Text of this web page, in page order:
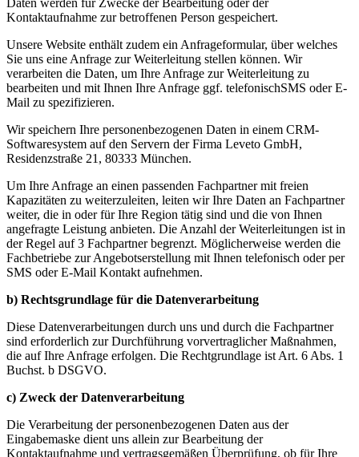
Kontaktaufnahme zur betroffenen Person gespeichert.
Unsere Website enthält zudem ein Anfrageformular, über welches
Sie uns eine Anfrage zur Weiterleitung stellen können. Wir
verarbeiten die Daten, um Ihre Anfrage zur Weiterleitung zu
bearbeiten und mit Ihnen Ihre Anfrage ggf. telefonischSMS oder E-
Mail zu spezifizieren.
Wir speichern Ihre personenbezogenen Daten in einem CRM-
Softwaresystem auf den Servern der Firma Leveto GmbH,
Residenzstraße 21, 80333 München.
Um Ihre Anfrage an einen passenden Fachpartner mit freien
Kapazitäten zu weiterzuleiten, leiten wir Ihre Daten an Fachpartner
weiter, die in oder für Ihre Region tätig sind und die von Ihnen
angefragte Leistung anbieten. Die Anzahl der Weiterleitungen ist in
der Regel auf 3 Fachpartner begrenzt. Möglicherweise werden die
Fachbetriebe zur Angebotserstellung mit Ihnen telefonisch oder per
SMS oder E-Mail Kontakt aufnehmen.
b) Rechtsgrundlage für die Datenverarbeitung
Diese Datenverarbeitungen durch uns und durch die Fachpartner
sind erforderlich zur Durchführung vorvertraglicher Maßnahmen,
die auf Ihre Anfrage erfolgen. Die Rechtgrundlage ist Art. 6 Abs. 1
Buchst. b DSGVO.
c) Zweck der Datenverarbeitung
Die Verarbeitung der personenbezogenen Daten aus der
Eingabemaske dient uns allein zur Bearbeitung der
Kontaktaufnahme und vertragsgemäßen Überprüfung, ob für Ihre